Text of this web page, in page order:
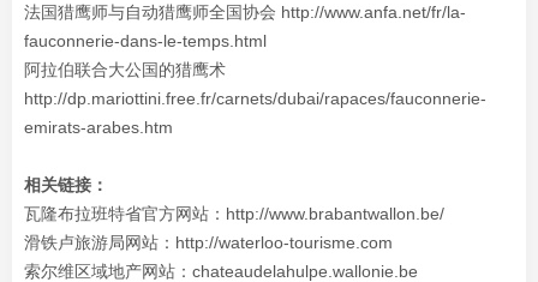
法国猎鹰师与自动猎鹰师全国协会 http://www.anfa.net/fr/la-
fauconnerie-dans-le-temps.html
阿拉伯联合大公国的猎鹰术
http://dp.mariottini.free.fr/carnets/dubai/rapaces/fauconnerie-
emirats-arabes.htm
相关链接：
瓦隆布拉班特省官方网站：http://www.brabantwallon.be/
滑铁卢旅游局网站：http://waterloo-tourisme.com
索尔维区域地产网站：chateaudelahulpe.wallonie.be